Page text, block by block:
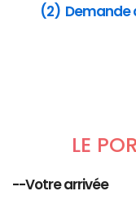
(2) Demande
LE
--Votre arrivée